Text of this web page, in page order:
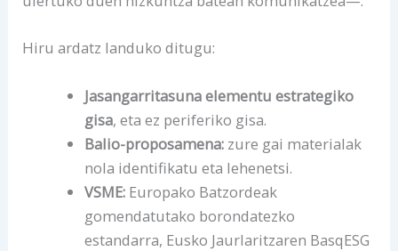
Hiru ardatz landuko ditugu:
Jasangarritasuna elementu estrategiko
gisa, eta ez periferiko gisa.
Balio-proposamena:zure gai materialak
nola identifikatu eta lehenetsi.
VSME:Europako Batzordeak
gomendatutako borondatezko
estandarra, Eusko Jaurlaritzaren BasqESG